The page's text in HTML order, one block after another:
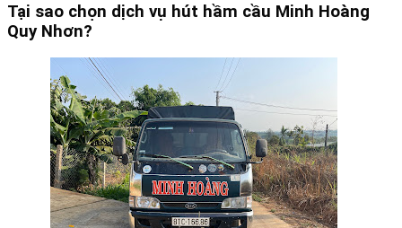
Tại sao chọn dịch vụ hút hầm cầu Minh Hoàng
Quy Nhơn?